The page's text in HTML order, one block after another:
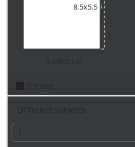
9x5.5
8.5x5.5
5.5x8.5 cm
Printed
Different subjects
Indicate the number of